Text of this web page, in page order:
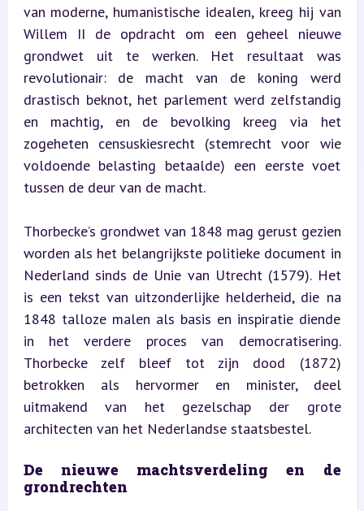
van moderne, humanistische idealen, kreeg hij van
Willem II de opdracht om een geheel nieuwe
grondwet uit te werken. Het resultaat was
revolutionair: de macht van de koning werd
drastisch beknot, het parlement werd zelfstandig
en machtig, en de bevolking kreeg via het
zogeheten censuskiesrecht (stemrecht voor wie
voldoende belasting betaalde) een eerste voet
tussen de deur van de macht.
Thorbecke’s grondwet van 1848 mag gerust gezien
worden als het belangrijkste politieke document in
Nederland sinds de Unie van Utrecht (1579). Het
is een tekst van uitzonderlijke helderheid, die na
1848 talloze malen als basis en inspiratie diende
in het verdere proces van democratisering.
Thorbecke zelf bleef tot zijn dood (1872)
betrokken als hervormer en minister, deel
uitmakend van het gezelschap der grote
architecten van het Nederlandse staatsbestel.
De nieuwe machtsverdeling en de
grondrechten